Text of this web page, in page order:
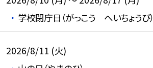
学校閉庁日（がっこう へいちょうび）
2026/8/11 (火)